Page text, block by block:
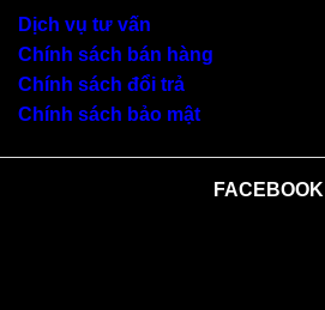
Dịch vụ tư vấn
Chính sách bán hàng
Chính sách đổi trả
Chính sách bảo mật
FACEBOOK